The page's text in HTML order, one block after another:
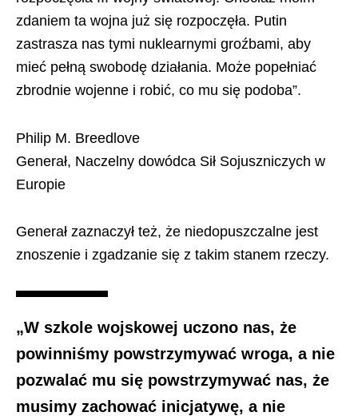
zdaniem ta wojna już się rozpoczęła. Putin
zastrasza nas tymi nuklearnymi groźbami, aby
mieć pełną swobodę działania. Może popełniać
zbrodnie wojenne i robić, co mu się podoba”.
Philip M. Breedlove
Generał, Naczelny dowódca Sił Sojuszniczych w
Europie
Generał zaznaczył też, że niedopuszczalne jest
znoszenie i zgadzanie się z takim stanem rzeczy.
„W szkole wojskowej uczono nas, że
powinniśmy powstrzymywać wroga, a nie
pozwalać mu się powstrzymywać nas, że
musimy zachować inicjatywę, a nie